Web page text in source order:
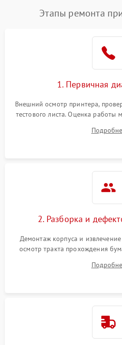
Этапы ремонта
1. Первичная
Внешний осмотр принтера,
тестового листа. Оценка работы
выявление посторонних шумов,
дефектов печати
2. Разборка и
Демонтаж корпуса и
осмотр тракта прохождения
роликов захвата и узла
физического износа и